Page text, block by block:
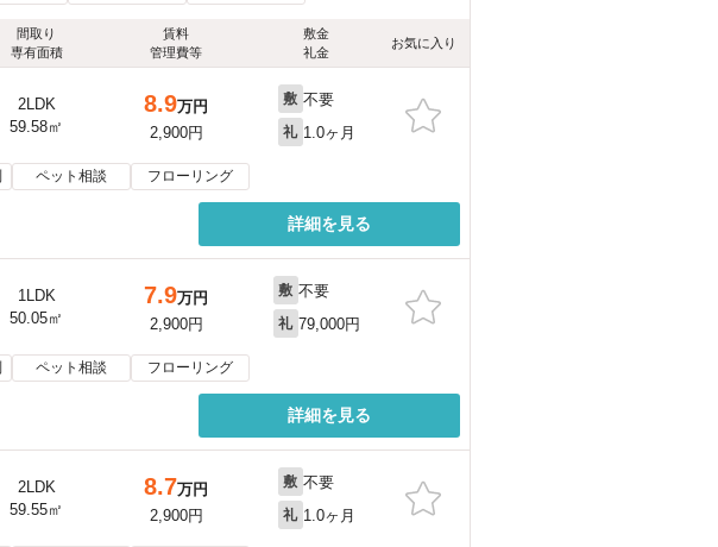
間取り
専有面積
賃料
管理費等
敷金
礼金
お気に入り
2LDK
59.58㎡
8.9万円
2,900円
敷 不要
礼 1.0ヶ月
ペット相談 フローリング
詳細を見る
1LDK
50.05㎡
7.9万円
2,900円
敷 不要
礼 79,000円
ペット相談 フローリング
詳細を見る
2LDK
59.55㎡
8.7万円
2,900円
敷 不要
礼 1.0ヶ月